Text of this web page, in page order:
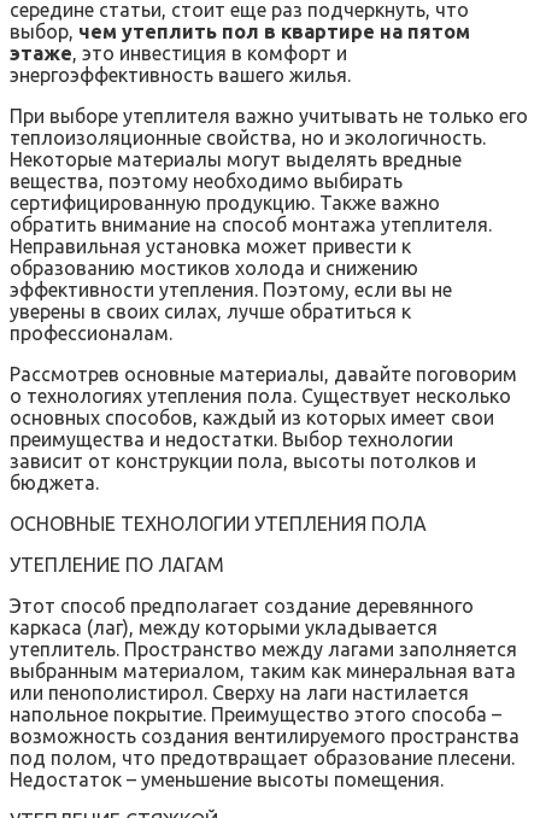
середине статьи, стоит еще раз подчеркнуть, что
выбор, чем утеплить пол в квартире на пятом
этаже, это инвестиция в комфорт и
энергоэффективность вашего жилья.
При выборе утеплителя важно учитывать не только его
теплоизоляционные свойства, но и экологичность.
Некоторые материалы могут выделять вредные
вещества, поэтому необходимо выбирать
сертифицированную продукцию. Также важно
обратить внимание на способ монтажа утеплителя.
Неправильная установка может привести к
образованию мостиков холода и снижению
эффективности утепления. Поэтому, если вы не
уверены в своих силах, лучше обратиться к
профессионалам.
Рассмотрев основные материалы, давайте поговорим
о технологиях утепления пола. Существует несколько
основных способов, каждый из которых имеет свои
преимущества и недостатки. Выбор технологии
зависит от конструкции пола, высоты потолков и
бюджета.
ОСНОВНЫЕ ТЕХНОЛОГИИ УТЕПЛЕНИЯ ПОЛА
УТЕПЛЕНИЕ ПО ЛАГАМ
Этот способ предполагает создание деревянного
каркаса (лаг), между которыми укладывается
утеплитель. Пространство между лагами заполняется
выбранным материалом, таким как минеральная вата
или пенополистирол. Сверху на лаги настилается
напольное покрытие. Преимущество этого способа –
возможность создания вентилируемого пространства
под полом, что предотвращает образование плесени.
Недостаток – уменьшение высоты помещения.